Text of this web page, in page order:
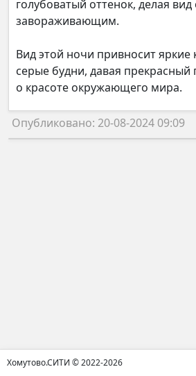
голубоватый оттенок, делая
завораживающим.
Вид этой ночи привносит яркие
серые будни, давая
о красоте окружающего мира.
Опубликовано: 20-08-2024 09:09
Хомутово.СИТИ © 2022-2026